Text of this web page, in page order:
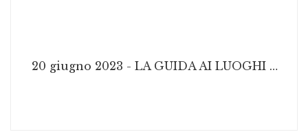
20 giugno 2023 - LA GUIDA AI LUOGHI DI PINOCCHIO. 4 ITINERARI TURISTICI INSIEME AL BURATTINO